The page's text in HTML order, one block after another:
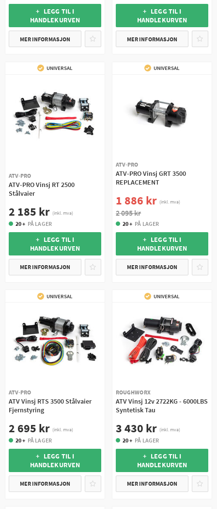
+ LEGG TIL I
HANDLEKURVEN
MER INFORMASJON
+ LEGG TIL I
HANDLEKURVEN
MER INFORMASJON
UNIVERSAL
ATV-PRO
ATV-PRO Vinsj RT 2500
Stålvaier
2 185 kr (inkl. mva)
20 + PÅ LAGER
+ LEGG TIL I
HANDLEKURVEN
MER INFORMASJON
UNIVERSAL
ATV-PRO
ATV-PRO Vinsj GRT 3500
REPLACEMENT
1 886 kr (inkl. mva)
2 095 kr
20 + PÅ LAGER
+ LEGG TIL I
HANDLEKURVEN
MER INFORMASJON
UNIVERSAL
ATV-PRO
ATV Vinsj RTS 3500 Stålvaier
Fjernstyring
2 695 kr (inkl. mva)
20 + PÅ LAGER
+ LEGG TIL I
HANDLEKURVEN
MER INFORMASJON
UNIVERSAL
ROUGHWORX
ATV Vinsj 12v 2722KG - 6000LBS
Syntetisk Tau
3 430 kr (inkl. mva)
20 + PÅ LAGER
+ LEGG TIL I
HANDLEKURVEN
MER INFORMASJON